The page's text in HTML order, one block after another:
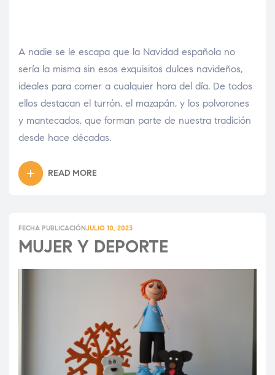
A nadie se le escapa que la Navidad española no
sería la misma sin esos exquisitos dulces navideños,
ideales para comer a cualquier hora del día. De todos
ellos destacan el turrón, el mazapán, y los polvorones
y mantecados, que forman parte de nuestra tradición
desde hace décadas.
READ MORE
FECHA PUBLICACIÓNJULIO 10, 2023
MUJER Y DEPORTE